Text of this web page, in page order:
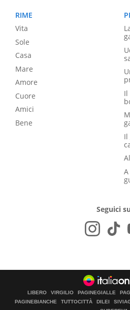
RIME
Vita
Sole
Casa
Mare
Amore
Cuore
Amici
Bene
Il
Il
Seguici su
LIBERO VIRGILIO PAGINEGIALLE
PAGINEBIANCHE
TUTTOCITTÀ DILEI